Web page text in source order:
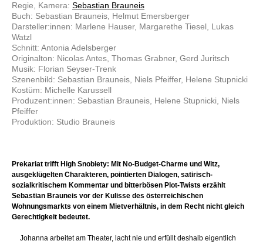
Regie, Kamera: Sebastian Brauneis
Buch: Sebastian Brauneis, Helmut Emersberger
Darsteller:innen: Marlene Hauser, Margarethe Tiesel, Lukas
Watzl
Schnitt: Antonia Adelsberger
Originalton: Nicolas Antes, Thomas Grabner, Gerd Juritsch
Musik: Florian Seyser-Trenk
Szenenbild: Sebastian Brauneis, Niels Pfeiffer, Helene Stupnicki
Kostüm: Michelle Karussell
Produzent:innen: Sebastian Brauneis, Helene Stupnicki, Niels
Pfeiffer
Produktion: Studio Brauneis
Prekariat trifft High Snobiety: Mit No-Budget-Charme und Witz,
ausgeklügelten Charakteren, pointierten Dialogen, satirisch-
sozialkritischem Kommentar und bitterbösen Plot-Twists erzählt
Sebastian Brauneis vor der Kulisse des österreichischen
Wohnungsmarkts von einem Mietverhältnis, in dem Recht nicht gleich
Gerechtigkeit bedeutet.
Johanna arbeitet am Theater, lacht nie und erfüllt deshalb eigentlich